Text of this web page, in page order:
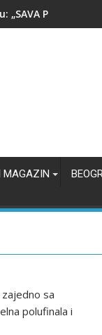
MAGAZIN
sa
polufinala i